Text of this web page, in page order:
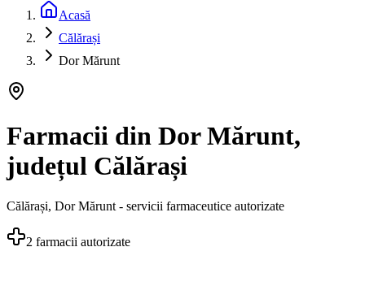
Acasă
Călărași
Dor Mărunt
Farmacii din Dor Mărunt,
județul Călărași
Călărași, Dor Mărunt - servicii farmaceutice autorizate
2 farmacii autorizate